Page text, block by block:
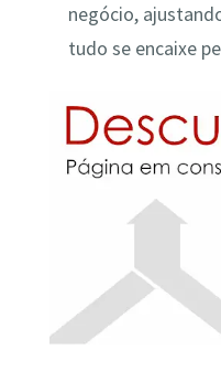
negócio,
tudo se encaixe